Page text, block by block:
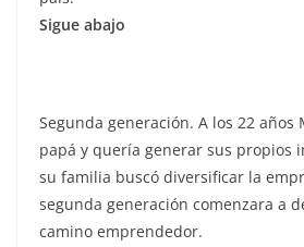
Sigue abajo
Segunda generación. A los 22
papá y quería generar sus propios
su familia buscó diversificar la
segunda generación comenzara a
camino emprendedor.